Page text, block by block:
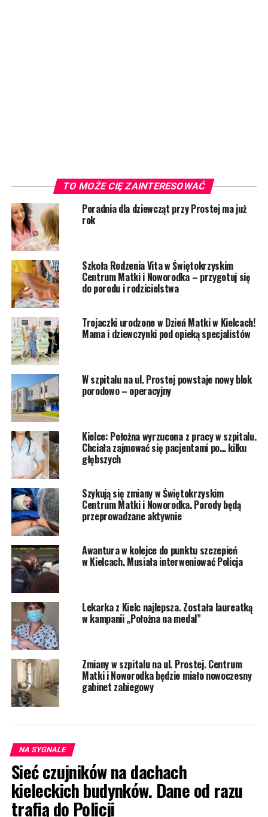
TO MOŻE CIĘ ZAINTERESOWAĆ
Poradnia dla dziewcząt przy Prostej ma już
rok
Szkoła Rodzenia Vita w Świętokrzyskim
Centrum Matki i Noworodka – przygotuj się
do porodu i rodzicielstwa
Trojaczki urodzone w Dzień Matki w Kielcach!
Mama i dziewczynki pod opieką specjalistów
W szpitalu na ul. Prostej powstaje nowy blok
porodowo – operacyjny
Kielce: Położna wyrzucona z pracy w szpitalu.
Chciała zajmować się pacjentami po… kilku
głębszych
Szykują się zmiany w Świętokrzyskim
Centrum Matki i Noworodka. Porody będą
przeprowadzane aktywnie
Awantura w kolejce do punktu szczepień
w Kielcach. Musiała interweniować Policja
Lekarka z Kielc najlepsza. Została laureatką
w kampanii „Położna na medal”
Zmiany w szpitalu na ul. Prostej. Centrum
Matki i Noworodka będzie miało nowoczesny
gabinet zabiegowy
NA SYGNALE
Sieć czujników na dachach
kieleckich budynków. Dane od razu
trafią do Policji